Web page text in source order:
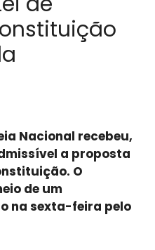
Nacional recebeu,
a proposta
O
de um
na sexta-feira pelo